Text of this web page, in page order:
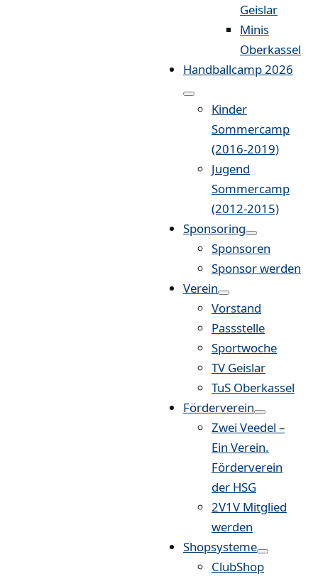
Geislar
Minis
Oberkassel
Handballcamp 2026
Kinder
Sommercamp
(2016-2019)
Jugend
Sommercamp
(2012-2015)
Sponsoring
Sponsoren
Sponsor werden
Verein
Vorstand
Passstelle
Sportwoche
TV Geislar
TuS Oberkassel
Förderverein
Zwei Veedel –
Ein Verein.
Förderverein
der HSG
2V1V Mitglied
werden
Shopsysteme
ClubShop